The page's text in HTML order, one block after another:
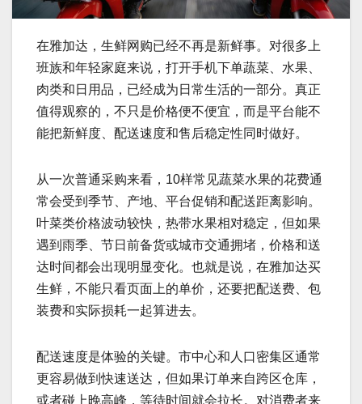
在雅加达，生鲜网购已经不再是新鲜事。对很多上
班族和年轻家庭来说，打开手机下单蔬菜、水果、
肉类和日用品，已经成为日常生活的一部分。真正
值得观察的，不只是价格便不便宜，而是平台能不
能把新鲜度、配送速度和售后稳定性同时做好。
从一次普通采购来看，10样常见蔬菜水果的花费通
常会受到季节、产地、平台促销和配送距离影响。
叶菜类价格波动较快，热带水果相对稳定，但如果
遇到雨季、节日前备货或城市交通拥堵，价格和送
达时间都会出现明显变化。也就是说，在雅加达买
生鲜，不能只看页面上的单价，还要把配送费、包
装费和实际损耗一起算进去。
配送速度是体验的关键。市中心和人口密集区通常
更容易做到快速送达，但如果订单来自跨区仓库，
或者碰上晚高峰，等待时间就会拉长。对消费者来